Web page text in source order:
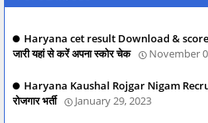
Haryana cet result Download & score
जारी यहां से करें अपना स्कोर चेक
November
Haryana Kaushal Rojgar Nigam
रोजगार भर्ती
January 29, 2023